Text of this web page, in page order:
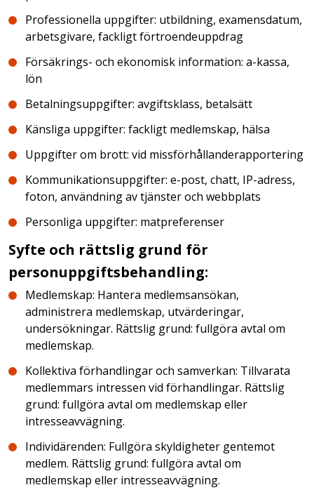
Professionella uppgifter: utbildning, examensdatum,
arbetsgivare, fackligt förtroendeuppdrag
Försäkrings- och ekonomisk information: a-kassa,
lön
Betalningsuppgifter: avgiftsklass, betalsätt
Känsliga uppgifter: fackligt medlemskap, hälsa
Uppgifter om brott: vid missförhållanderapportering
Kommunikationsuppgifter: e-post, chatt, IP-adress,
foton, användning av tjänster och webbplats
Personliga uppgifter: matpreferenser
Syfte och rättslig grund för
personuppgiftsbehandling:
Medlemskap: Hantera medlemsansökan,
administrera medlemskap, utvärderingar,
undersökningar. Rättslig grund: fullgöra avtal om
medlemskap.
Kollektiva förhandlingar och samverkan: Tillvarata
medlemmars intressen vid förhandlingar. Rättslig
grund: fullgöra avtal om medlemskap eller
intresseavvägning.
Individärenden: Fullgöra skyldigheter gentemot
medlem. Rättslig grund: fullgöra avtal om
medlemskap eller intresseavvägning.